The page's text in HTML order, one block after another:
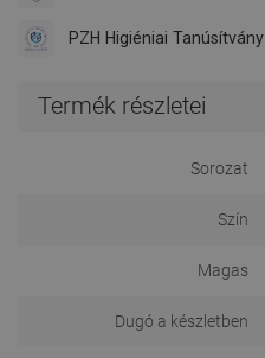
PZH Higiéniai Tanúsítvány
Termék részletei
Sorozat
Szín
Magas
Dugó a készletben